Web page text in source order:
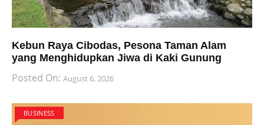
Kebun Raya Cibodas, Pesona Taman Alam
yang Menghidupkan Jiwa di Kaki Gunung
Posted On: August 6, 2026
BUSINESS